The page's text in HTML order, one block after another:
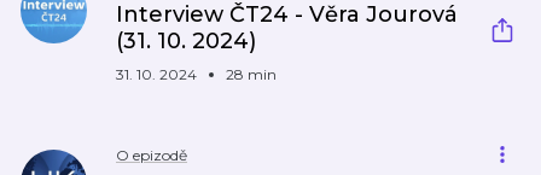
Interview ČT24 - Věra Jourová
(31. 10. 2024)
31. 10. 2024 28 min
O epizodě